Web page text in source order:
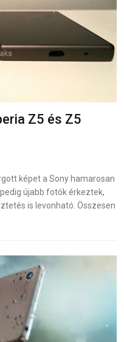
Z5 és Z5
képet a Sony hamarosan
újabb fotók érkeztek,
is levonható. Összesen